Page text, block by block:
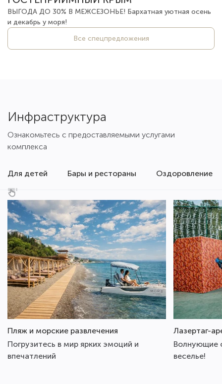
ВЫГОДА ДО 30% В МЕЖСЕЗОНЬЕ! Бархатная уютная осень
и декабрь у моря!
Все спецпредложения
Инфраструктура
Ознакомьтесь с предоставляемыми услугами
комплекса
Для детей Бары и рестораны Оздоровление
Пляж и морские развлечения
Погрузитесь в мир ярких эмоций и
впечатлений
Лазертаг-
Волнующие
веселье!